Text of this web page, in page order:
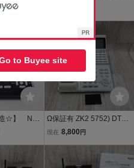
ボタンカ
・本州送
0！取引突破！
☆】 NE
ールコー
Ω保証有 ZK2 5752) DTZ-
24BT-3D(WH) NEC Aspir
話機 領収書発行可能 ・祝
10000取引!! 同梱可 【ボ
現在 8,800 円
to Buyee site